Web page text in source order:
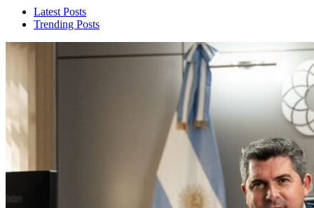
Latest Posts
Trending Posts